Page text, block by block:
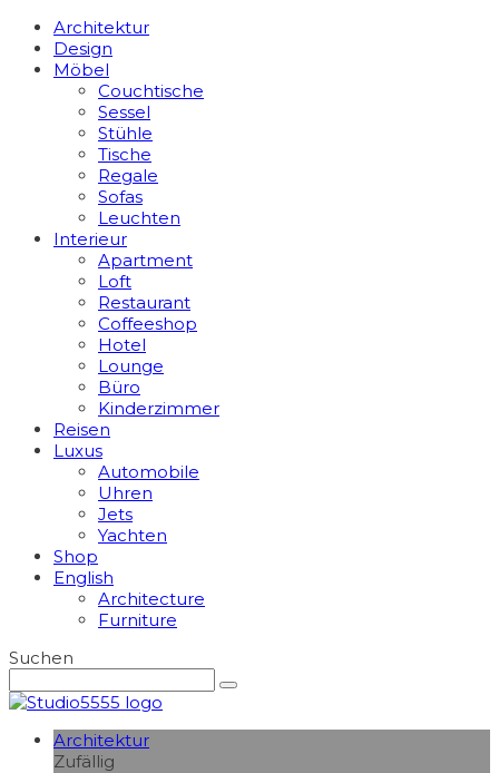
Architektur
Design
Möbel
Couchtische
Sessel
Stühle
Tische
Regale
Sofas
Leuchten
Interieur
Apart­ment
Loft
Restaurant
Coffeeshop
Hotel
Lounge
Büro
Kinderzimmer
Reisen
Luxus
Automobile
Uhren
Jets
Yachten
Shop
English
Architecture
Furniture
Suchen
Architektur
Zufällig